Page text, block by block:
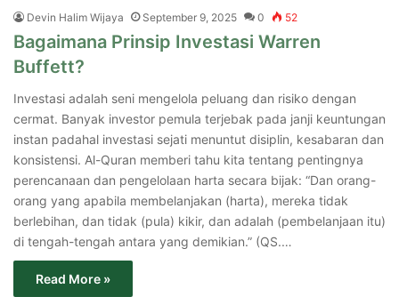
Devin Halim Wijaya September 9, 2025 0 52
Bagaimana Prinsip Investasi Warren
Buffett?
Investasi adalah seni mengelola peluang dan risiko dengan
cermat. Banyak investor pemula terjebak pada janji keuntungan
instan padahal investasi sejati menuntut disiplin, kesabaran dan
konsistensi. Al-Quran memberi tahu kita tentang pentingnya
perencanaan dan pengelolaan harta secara bijak: “Dan orang-
orang yang apabila membelanjakan (harta), mereka tidak
berlebihan, dan tidak (pula) kikir, dan adalah (pembelanjaan itu)
di tengah-tengah antara yang demikian.” (QS.…
Read More »